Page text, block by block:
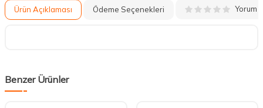
Ürün Açıklaması Ödeme Seçenekleri Yorum
Benzer Ürünler